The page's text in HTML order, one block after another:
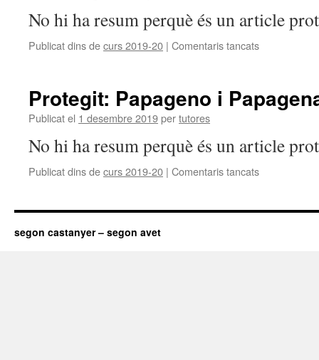
No hi ha resum perquè és un article
Publicat dins decurs 2019-20 | Comentaris tancats
a
especial!!
Protegit: Papageno i
Publicat el 1 desembre 2019pertutores
No hi ha resum perquè és un article
Publicat dins decurs 2019-20 | Comentaris tancats
i
segon castanyer – segon avet